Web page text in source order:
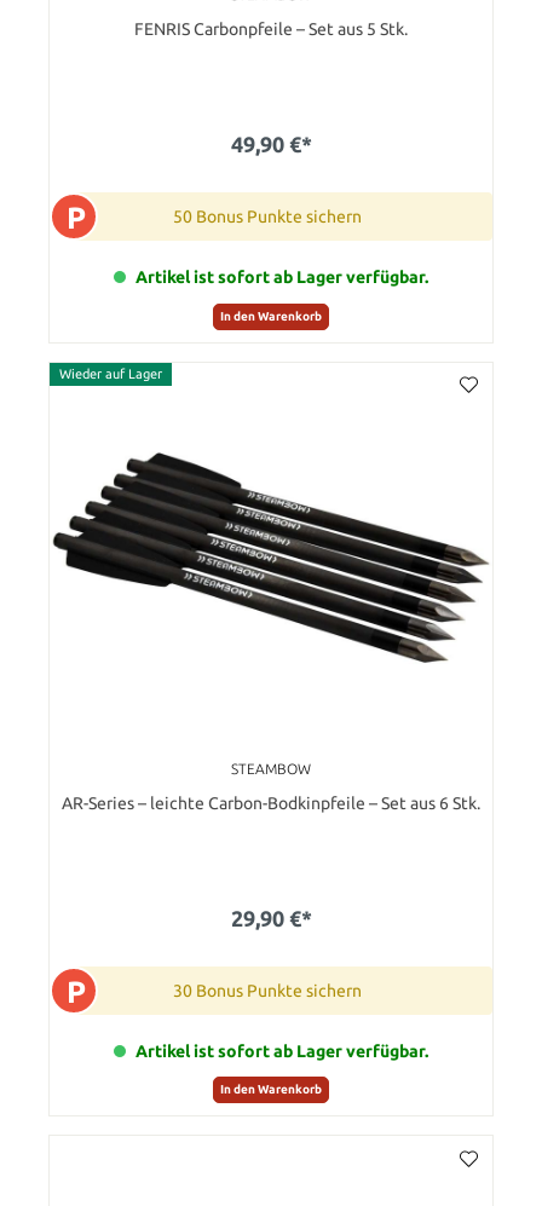
FENRIS Carbonpfeile – Set aus 5 Stk.
49,90 €*
P 50 Bonus Punkte sichern
Artikel ist sofort ab Lager verfügbar.
In den Warenkorb
Wieder auf Lager
STEAMBOW
AR-Series – leichte Carbon-Bodkinpfeile – Set aus 6 Stk.
29,90 €*
P 30 Bonus Punkte sichern
Artikel ist sofort ab Lager verfügbar.
In den Warenkorb